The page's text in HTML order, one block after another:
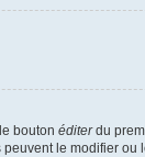
bouton éditerdu
le modifier